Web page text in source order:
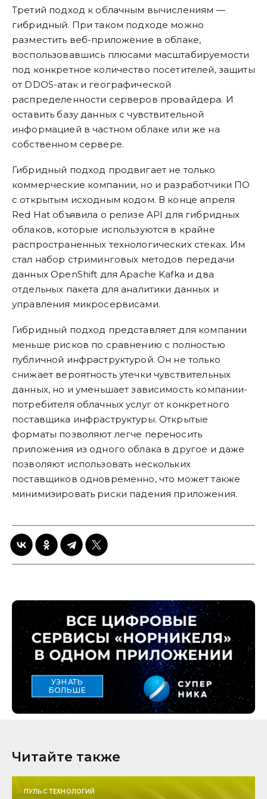
Третий подход к облачным вычислениям —
гибридный. При таком подходе можно
разместить веб-приложение в облаке,
воспользовавшись плюсами масштабируемости
под конкретное количество посетителей, защиты
от DDOS-атак и географической
распределенности серверов провайдера. И
оставить базу данных с чувствительной
информацией в частном облаке или же на
собственном сервере.
Гибридный подход продвигает не только
коммерческие компании, но и разработчики ПО
с открытым исходным кодом. В конце апреля
Red Hat объявила о релизе API для гибридных
облаков, которые используются в крайне
распространенных технологических стеках. Им
стал набор стриминговых методов передачи
данных OpenShift для Apache Kafka и два
отдельных пакета для аналитики данных и
управления микросервисами.
Гибридный подход представляет для компании
меньше рисков по сравнению с полностью
публичной инфраструктурой. Он не только
снижает вероятность утечки чувствительных
данных, но и уменьшает зависимость компании-
потребителя облачных услуг от конкретного
поставщика инфраструктуры. Открытые
форматы позволяют легче переносить
приложения из одного облака в другое и даже
позволяют использовать нескольких
поставщиков одновременно, что может также
минимизировать риски падения приложения.
УЗНАТЬ
БОЛЬШЕ
Читайте также
ПУЛЬС ТЕХНОЛОГИЙ